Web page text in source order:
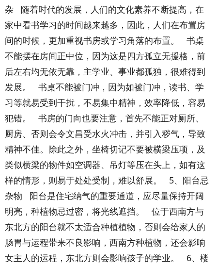
杂 随着时代的发展，人们的文化素养不断提高，在
家中看书学习的时间越来越多，因此，人们在布置房
间的时候，更加重视书房或学习角落的布置。 书桌
不能摆在房间正中位，因为这是四方孤立无援格，前
后左右均无依无靠，主学业、事业都孤独，很难得到
发展。 书桌不能被门冲，因为如被门冲，读书、学
习等就易受到干扰，不易集中精神，效率降低，容易
犯错。 书房的门向也要注意，首先不能正对厕所、
厨房、否则会令文昌受水火冲击，并引入秽气，导致
精神不佳。除此之外，坐椅切记不要被横梁压项，及
类似横梁的物件如空调器、吊灯等压在头上，如有这
样的情形，则易于处处受制，难以舒展。 5、阳台忌
杂物 阳台是住宅纳气的重要通道，应尽量保持开阔
明亮，种植物忌过密，将光线遮挡。 位于西南方与
东北方的阳台就不太适合种植植物，否则会给家人的
肠胃与运程带来不良影响，西南方种植物，还会影响
女主人的运程，东北方则会影响孩子的学业。 6、楼